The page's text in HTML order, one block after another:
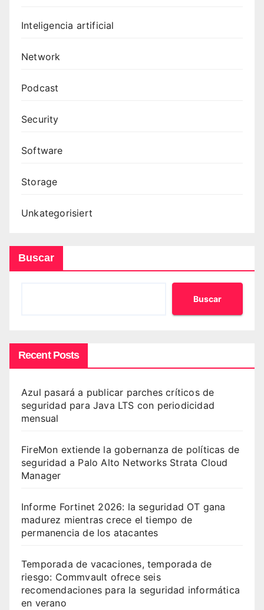
Inteligencia artificial
Network
Podcast
Security
Software
Storage
Unkategorisiert
Buscar
Buscar
Recent Posts
Azul pasará a publicar parches críticos de
seguridad para Java LTS con periodicidad
mensual
FireMon extiende la gobernanza de políticas de
seguridad a Palo Alto Networks Strata Cloud
Manager
Informe Fortinet 2026: la seguridad OT gana
madurez mientras crece el tiempo de
permanencia de los atacantes
Temporada de vacaciones, temporada de
riesgo: Commvault ofrece seis
recomendaciones para la seguridad informática
en verano